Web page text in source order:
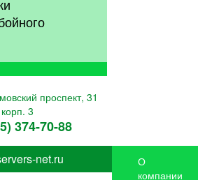
проспект, 31
корп. 3
374-70-88
net.ru
О
компании